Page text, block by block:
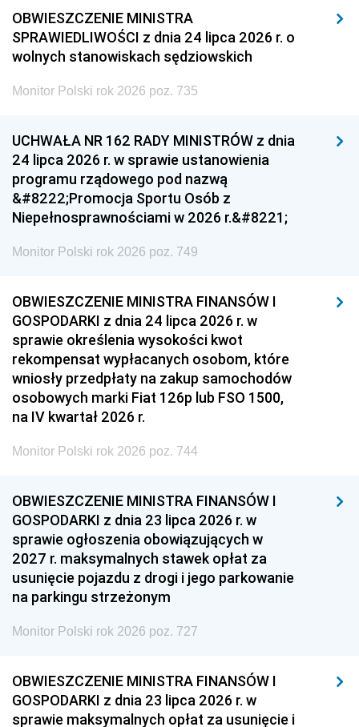
OBWIESZCZENIE MINISTRA
SPRAWIEDLIWOŚCI z dnia 24 lipca 2026 r. o
wolnych stanowiskach sędziowskich
Monitor Polski rok 2026 poz. 735
UCHWAŁA NR 162 RADY MINISTRÓW z dnia
24 lipca 2026 r. w sprawie ustanowienia
programu rządowego pod nazwą
&#8222;Promocja Sportu Osób z
Niepełnosprawnościami w 2026 r.&#8221;
Monitor Polski rok 2026 poz. 749
OBWIESZCZENIE MINISTRA FINANSÓW I
GOSPODARKI z dnia 24 lipca 2026 r. w
sprawie określenia wysokości kwot
rekompensat wypłacanych osobom, które
wniosły przedpłaty na zakup samochodów
osobowych marki Fiat 126p lub FSO 1500,
na IV kwartał 2026 r.
Monitor Polski rok 2026 poz. 744
OBWIESZCZENIE MINISTRA FINANSÓW I
GOSPODARKI z dnia 23 lipca 2026 r. w
sprawie ogłoszenia obowiązujących w
2027 r. maksymalnych stawek opłat za
usunięcie pojazdu z drogi i jego parkowanie
na parkingu strzeżonym
Monitor Polski rok 2026 poz. 727
OBWIESZCZENIE MINISTRA FINANSÓW I
GOSPODARKI z dnia 23 lipca 2026 r. w
sprawie maksymalnych opłat za usunięcie i